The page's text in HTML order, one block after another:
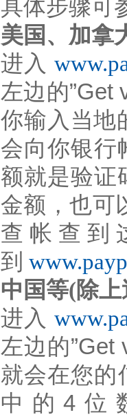
具体步骤可
美国、加拿
进入
左边的”Get
你输入当地
会向你银行
额就是验证
金额，也可
查帐查到
到
中国等(除
进入
左边的”Get
就会在您的
中的4位